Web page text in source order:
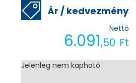
Ár / kedvezmény
Nettó
6.091,50 Ft
Jelenleg nem kapható